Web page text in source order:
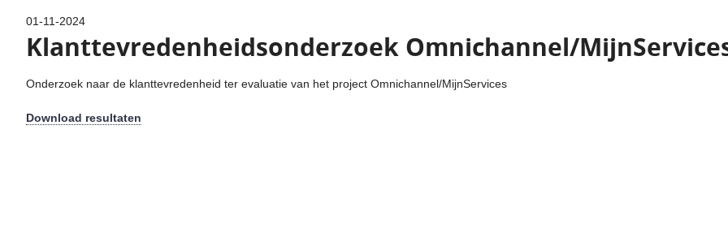
01-11-2024
Klanttevredenheidsonderzoek Omnichannel/
Onderzoek naar de klanttevredenheid ter evaluatie van het project Omnichannel/MijnServices
Download resultaten